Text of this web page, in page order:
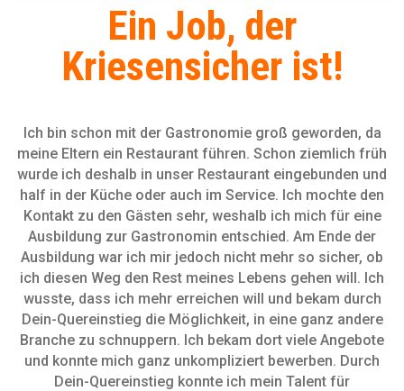
Ein Job, der
Kriesensicher ist!
Ich bin schon mit der Gastronomie groß geworden, da
meine Eltern ein Restaurant führen. Schon ziemlich früh
wurde ich deshalb in unser Restaurant eingebunden und
half in der Küche oder auch im Service. Ich mochte den
Kontakt zu den Gästen sehr, weshalb ich mich für eine
Ausbildung zur Gastronomin entschied. Am Ende der
Ausbildung war ich mir jedoch nicht mehr so sicher, ob
ich diesen Weg den Rest meines Lebens gehen will. Ich
wusste, dass ich mehr erreichen will und bekam durch
Dein-Quereinstieg die Möglichkeit, in eine ganz andere
Branche zu schnuppern. Ich bekam dort viele Angebote
und konnte mich ganz unkompliziert bewerben. Durch
Dein-Quereinstieg konnte ich mein Talent für